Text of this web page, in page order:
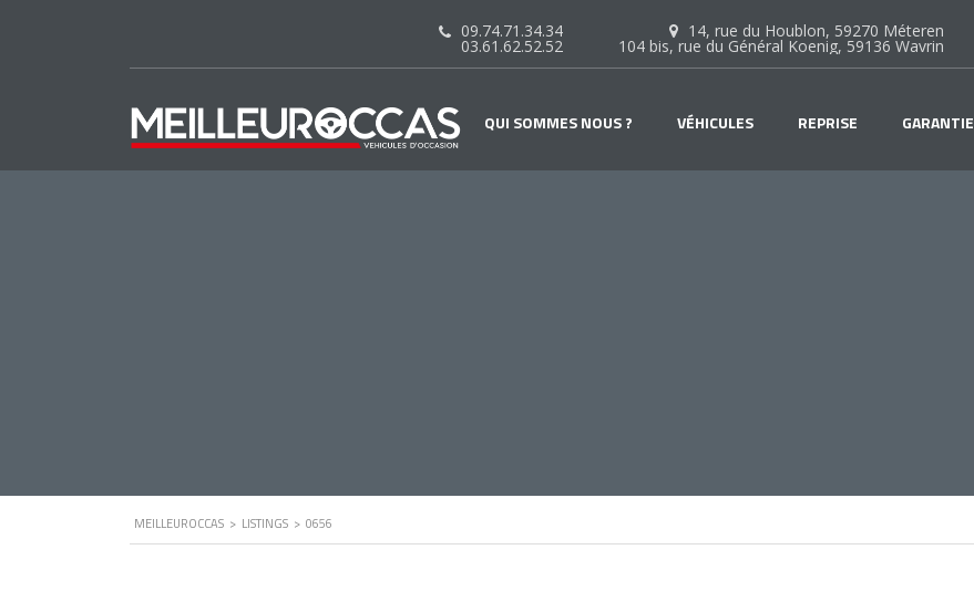
14, rue du Houblon, 59270 Méteren
104 bis, rue du Général Koenig, 59136 Wavrin
09.74.71.34.34
03.61.62.52.52
QUI SOMMES NOUS ? VÉHICULES REPRISE GARANTIE
MEILLEUROCCAS > LISTINGS > 0656